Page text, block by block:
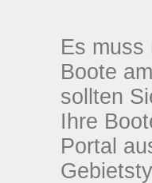
Es muss
Boote
sollten
Ihre
Portal